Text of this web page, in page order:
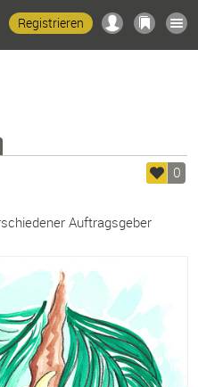
Registrieren
0
Auftragsgeber